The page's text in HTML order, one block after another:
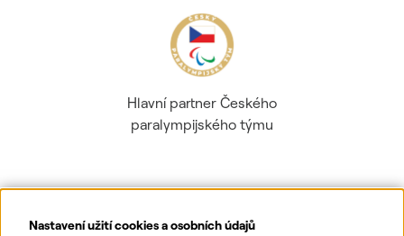
Nastavení užití cookies a osobních údajů
Hlavní partner Českého
paralympijského týmu